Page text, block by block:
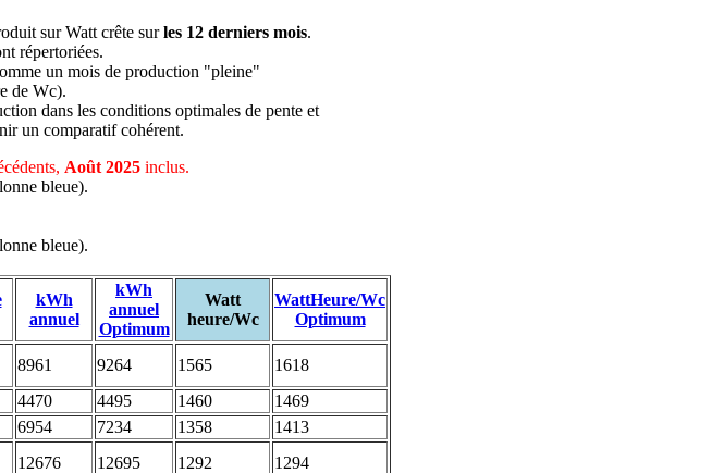
sur Watt crête surles 12 derniers mois.
répertoriées.
un mois de production "pleine"
de Wc).
dans les conditions optimales de pente et
un comparatif cohérent.
Août 2025inclus.
bleue).
bleue).
kWh
annuel
kWh
annuel
Optimum
Watt
heure/Wc
WattHeure/Wc
Optimum
8961 9264 1565
1618
4470 4495 1460
1469
6954 7234 1358
1413
12676 12695 1292
1294